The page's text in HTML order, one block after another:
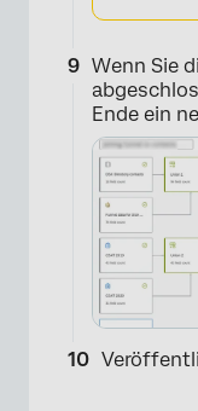
Wenn Sie
Ende ein